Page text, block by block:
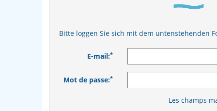
Bitte loggen Sie sich mit dem untenstehenden
E-mail:*
Mot de passe:*
Les champs